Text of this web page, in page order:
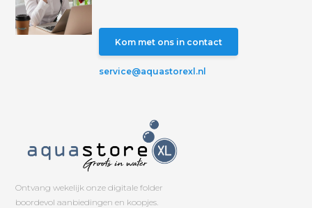
Kom met ons in contact
service@aquastorexl.nl
Ontvang wekelijk onze digitale folder
boordevol aanbiedingen en koopjes.